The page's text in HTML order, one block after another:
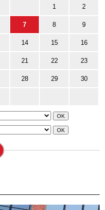
1 2
7 8 9
14 15 16
21 22 23
28 29 30